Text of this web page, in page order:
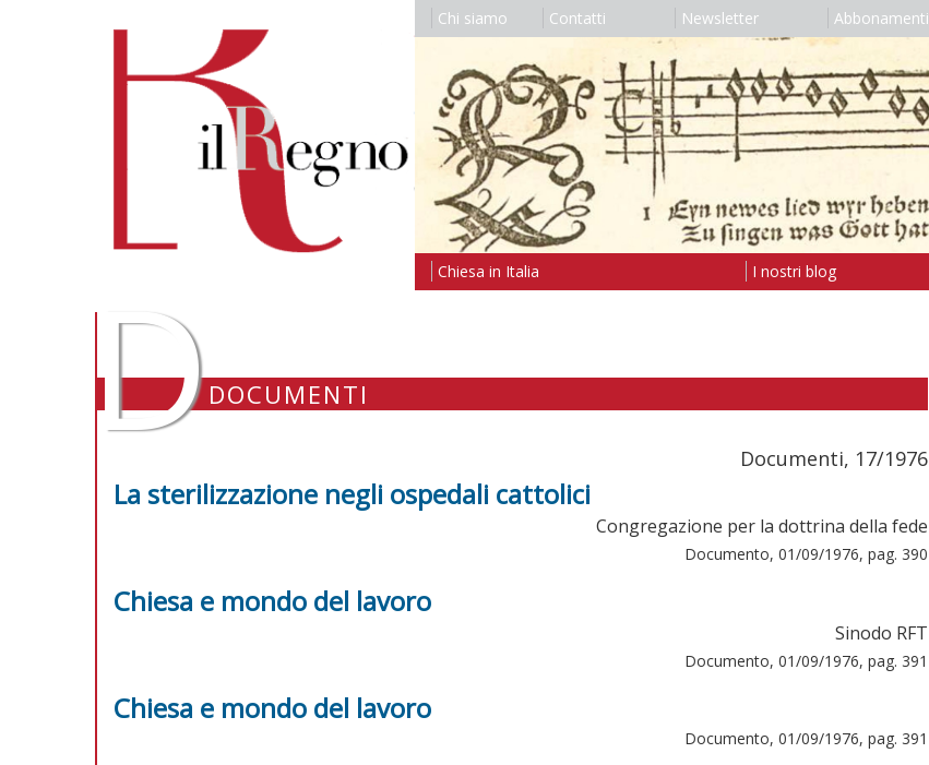
Chi siamo Contatti Newsletter Abbonamenti
Chiesa in Italia I nostri blog
DDOCUMENTI
Documenti, 17/1976
La sterilizzazione negli ospedali cattolici
Congregazione per la dottrina della fede
Documento, 01/09/1976, pag. 390
Chiesa e mondo del lavoro
Sinodo RFT
Documento, 01/09/1976, pag. 391
Chiesa e mondo del lavoro
Documento, 01/09/1976, pag. 391